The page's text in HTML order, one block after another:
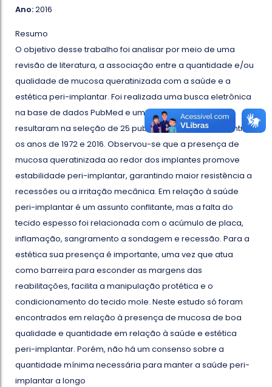
Ano:2016
Resumo
O objetivo desse trabalho foi analisar por meio de uma
revisão de literatura, a associação entre a quantidade e/ou
qualidade de mucosa queratinizada com a saúde e a
estética peri-implantar. Foi realizada uma busca eletrônica
na base de dados PubMed e uma busca manual, que
resultaram na seleção de 25 publicações realizadas entre
os anos de 1972 e 2016. Observou-se que a presença de
mucosa queratinizada ao redor dos implantes promove
estabilidade peri-implantar, garantindo maior resistência a
recessões ou a irritação mecânica. Em relação à saúde
peri-implantar é um assunto conflitante, mas a falta do
tecido espesso foi relacionada com o acúmulo de placa,
inflamação, sangramento a sondagem e recessão. Para a
estética sua presença é importante, uma vez que atua
como barreira para esconder as margens das
reabilitações, facilita a manipulação protética e o
condicionamento do tecido mole. Neste estudo só foram
encontrados em relação à presença de mucosa de boa
qualidade e quantidade em relação à saúde e estética
peri-implantar. Porém, não há um consenso sobre a
quantidade mínima necessária para manter a saúde peri-
implantar a longo